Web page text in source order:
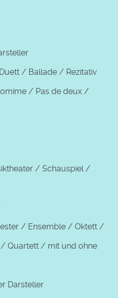
/ Ballade / Rezitativ
/ Pas de deux /
/ Schauspiel /
/ Ensemble / Oktett /
Quartett / mit und ohne
Darsteller